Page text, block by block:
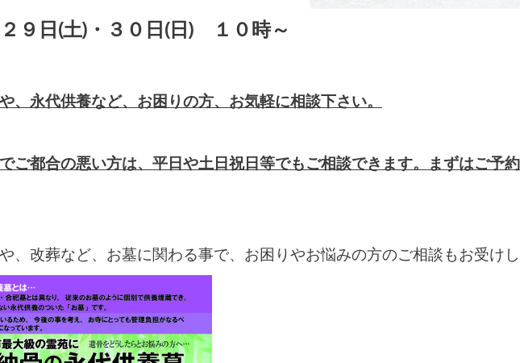
９日(土)・３０日(日) １０時～
、永代供養など、お困りの方、お気軽に相談下さい。
ご都合の悪い方は、平日や土日祝日等でもご相談できます。まずはご予約
、改葬など、お墓に関わる事で、お困りやお悩みの方のご相談もお受けし